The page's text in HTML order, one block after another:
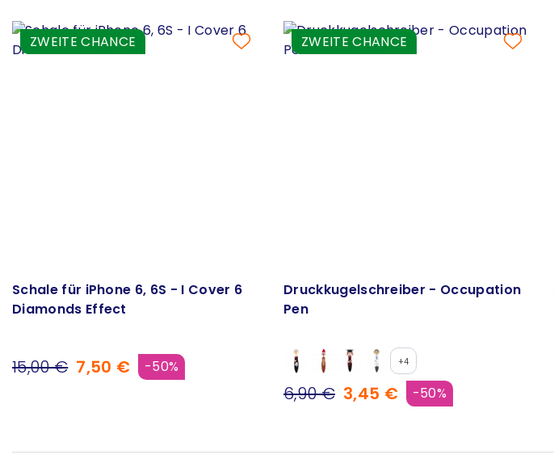
ZWEITE CHANCE
Schale für iPhone 6, 6S - I Cover 6
Diamonds Effect
15,00 € 7,50 € -50%
ZWEITE CHANCE
Druckkugelschreiber - Occupation
Pen
+4
6,90 € 3,45 € -50%